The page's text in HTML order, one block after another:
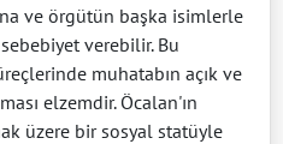
ve örgütün başka isimlerle
verebilir. Bu
muhatabın açık ve
elzemdir. Öcalan'ın
üzere bir sosyal statüyle